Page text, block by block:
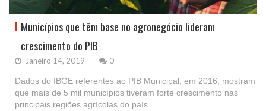
Municípios que têm base no agronegócio lideram
crescimento do PIB
Janeiro 14, 2019 0
Dados do IBGE referentes ao PIB Municipal, em 2016, mostram
que mais de 5 mil municípios tiveram forte crescimento nas
principais regiões agrícolas do país.